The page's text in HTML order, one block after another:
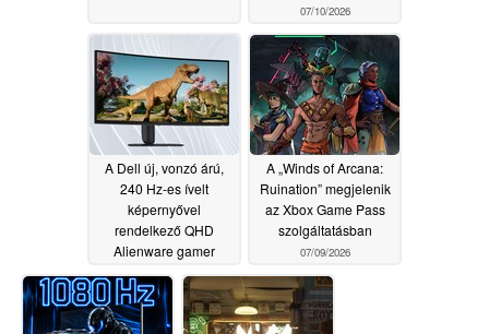
07/10/2026
A Dell új, vonzó árú,
240 Hz-es ívelt
képernyővel
rendelkező QHD
Alienware gamer
07/09/2026
A „Winds of Arcana:
Ruination” megjelenik
az Xbox Game Pass
szolgáltatásban
07/09/2026